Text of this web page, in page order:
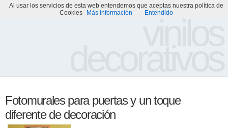
Portada Acerca de Galería de Vinilos Decorativos
Fotomurales para puertas y un toque
diferente de decoración
Al usar los servicios de esta web entendemos que aceptas nuestra política de
Cookies
Más información Entendido